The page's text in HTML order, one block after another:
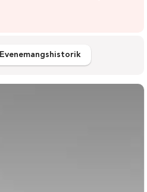
Evenemangshistorik